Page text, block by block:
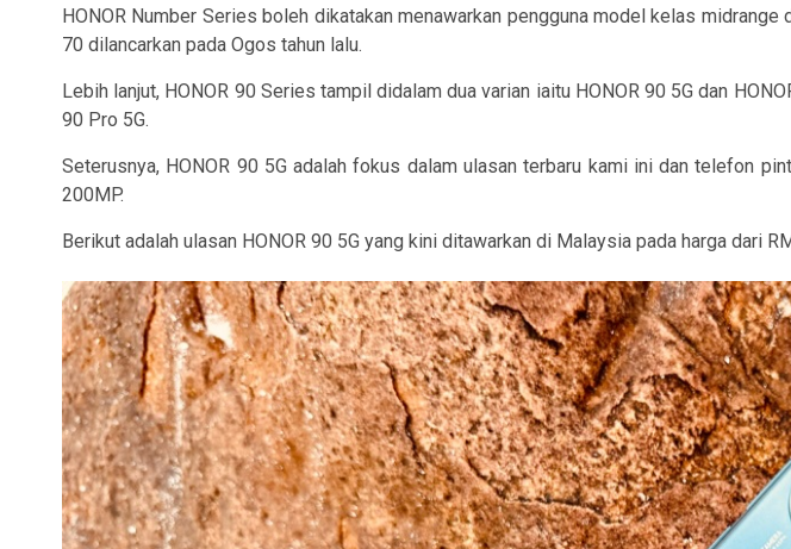
HONOR Number Series boleh dikatakan menawarkan pengguna model kelas
70 dilancarkan pada Ogos tahun lalu.
Lebih lanjut, HONOR 90 Series tampil didalam dua varian iaitu HONOR 90 5G dan
90 Pro 5G.
Seterusnya, HONOR 90 5G adalah fokus dalam ulasan terbaru kami ini dan telefon
200MP.
Berikut adalah ulasan HONOR 90 5G yang kini ditawarkan di Malaysia pada harga dari